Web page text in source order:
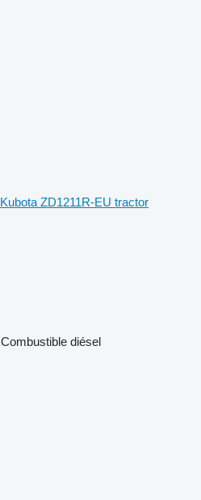
Kubota ZD1211R-EU tractor
Combustible diésel